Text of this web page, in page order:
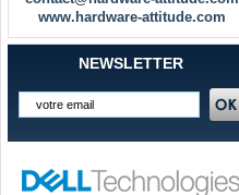
www.hardware-attitude.com
NEWSLETTER